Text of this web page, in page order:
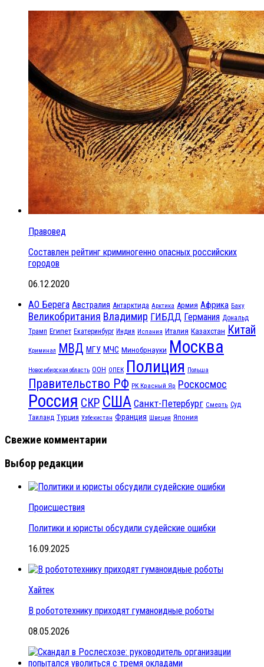
Правовед
Составлен рейтинг криминогенно опасных российских
городов
06.12.2020
АО Берега Австралия Антарктида Арктика Армия Африка Баку
Великобритания Владимир ГИБДД Германия Дональд
Трамп Египет Екатеринбург Индия Испания Италия Казахстан Китай
Криминал МВД МГУ МЧС Минобрнауки Москва
Новосибирская область ООН ОПЕК Полиция Польша
Правительство РФ РК Красный Яр Роскосмос
Россия СКР США Санкт-Петербург Смерть Суд
Таиланд Турция Узбекистан Франция Швеция Япония
Свежие комментарии
Выбор редакции
Происшествия
Политики и юристы обсудили судейские ошибки
16.09.2025
Хайтек
В робототехнику приходят гуманоидные роботы
08.05.2026